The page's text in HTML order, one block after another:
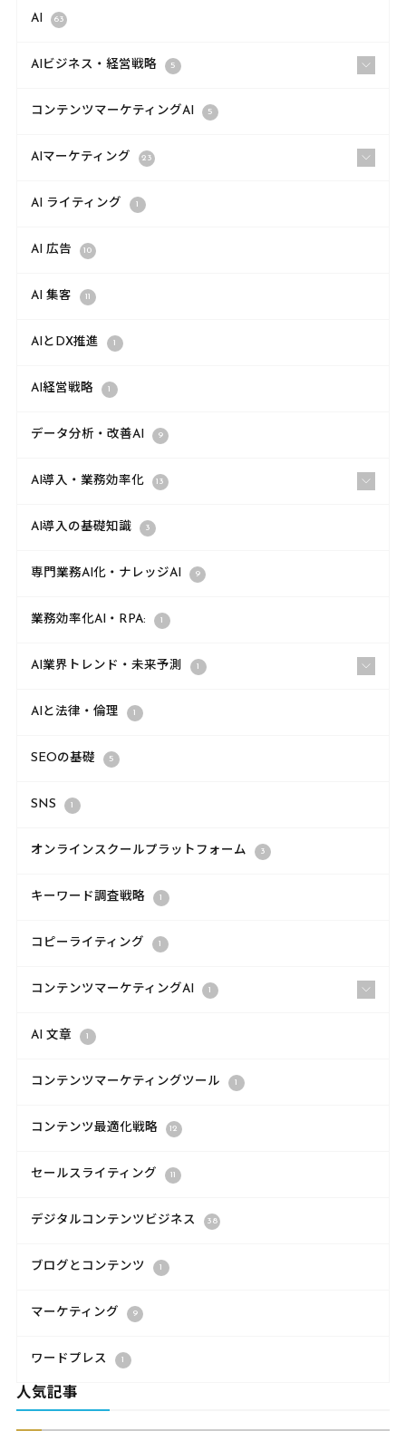
AI 63
AIビジネス・経営戦略 5
コンテンツマーケティングAI 5
AIマーケティング 23
AI ライティング 1
AI 広告 10
AI 集客 11
AIとDX推進 1
AI経営戦略 1
データ分析・改善AI 9
AI導入・業務効率化 13
AI導入の基礎知識 3
専門業務AI化・ナレッジAI 9
業務効率化AI・RPA: 1
AI業界トレンド・未来予測 1
AIと法律・倫理 1
SEOの基礎 5
SNS 1
オンラインスクールプラットフォーム 3
キーワード調査戦略 1
コピーライティング 1
コンテンツマーケティングAI 1
AI 文章 1
コンテンツマーケティングツール 1
コンテンツ最適化戦略 12
セールスライティング 11
デジタルコンテンツビジネス 38
ブログとコンテンツ 1
マーケティング 9
ワードプレス 1
人気記事